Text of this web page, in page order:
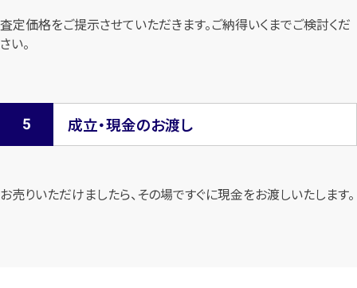
査定価格をご提示させていただきます。ご納得いくまでご検討くだ
さい。
成立・現金のお渡し
お売りいただけましたら、その場ですぐに現金をお渡しいたします。